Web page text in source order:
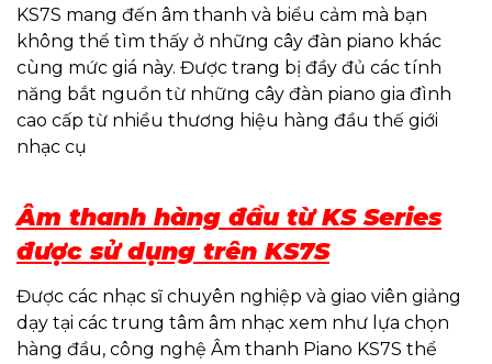
KS7S mang đến âm thanh và biểu cảm mà bạn
không thể tìm thấy ở những cây đàn piano khác
cùng mức giá này. Được trang bị đầy đủ các tính
năng bắt nguồn từ những cây đàn piano gia đình
cao cấp từ nhiều thương hiệu hàng đầu thế giới
nhạc cụ
Âm thanh hàng đầu từ KS Series
được sử dụng trên KS7S
Được các nhạc sĩ chuyên nghiệp và giao viên giảng
dạy tại các trung tâm âm nhạc xem như lựa chọn
hàng đầu, công nghệ Âm thanh Piano KS7S thể